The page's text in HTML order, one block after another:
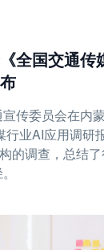
全国交通传
传委员会在内
行业AI应用调研
的调查，总结